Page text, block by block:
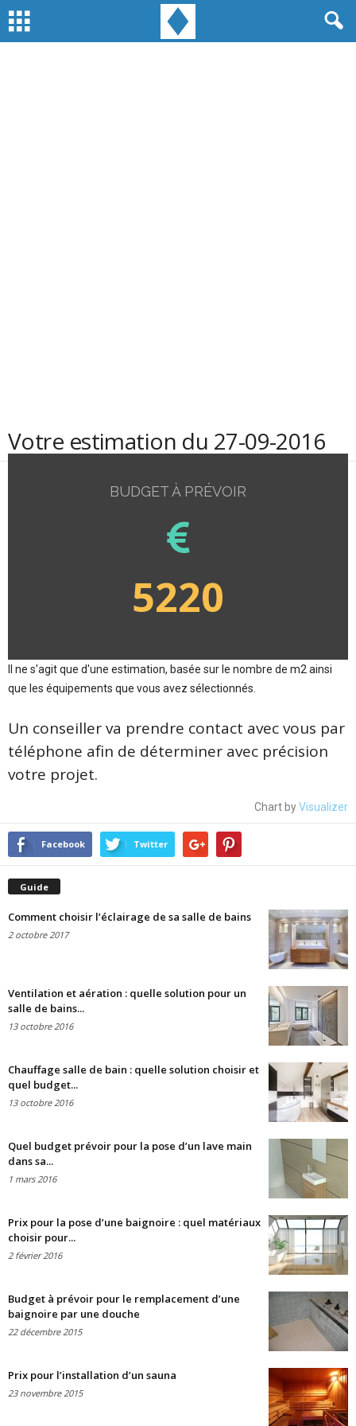
Votre estimation du 27-09-2016
BUDGET À PRÉVOIR
5220
Il ne s'agit que d'une estimation, basée sur le nombre de m2 ainsi
que les équipements que vous avez sélectionnés.
Un conseiller va prendre contact avec vous par
téléphone afin de déterminer avec précision
votre projet.
Chart byVisualizer
Facebook Twitter
Guide
Comment choisir l’éclairage de sa salle de bains
2 octobre 2017
Ventilation et aération : quelle solution pour un
salle de bains...
13 octobre 2016
Chauffage salle de bain : quelle solution choisir et
quel budget...
13 octobre 2016
Quel budget prévoir pour la pose d’un lave main
dans sa...
1 mars 2016
Prix pour la pose d’une baignoire : quel matériaux
choisir pour...
2 février 2016
Budget à prévoir pour le remplacement d’une
baignoire par une douche
22 décembre 2015
Prix pour l’installation d’un sauna
23 novembre 2015